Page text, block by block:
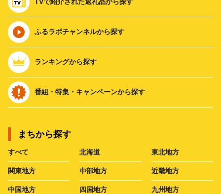
ふるラボチャンネルから探す
ランキングから探す
番組・特集・キャンペーンから探す
まちから探す
すべて 北海道 東北地方
関東地方 中部地方 近畿地方
中国地方 四国地方 九州地方